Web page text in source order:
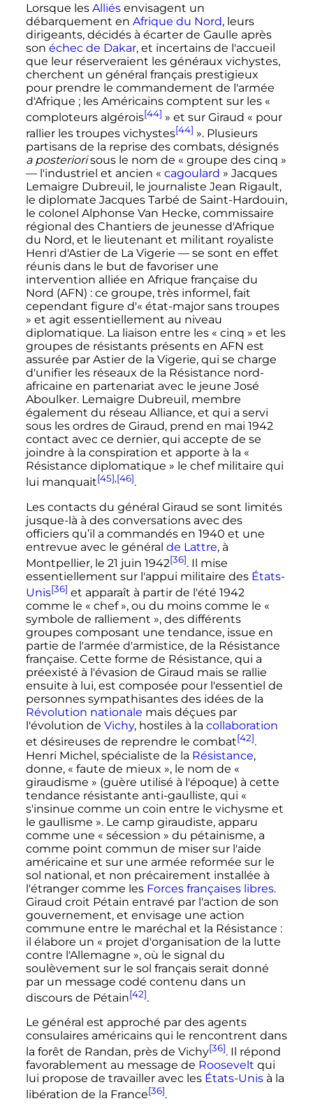
Lorsque les Alliésenvisagent un
débarquement en Afrique du Nord, leurs
dirigeants, décidés à écarter de Gaulle après
son échec de Dakar, et incertains de l'accueil
que leur réserveraient les généraux vichystes,
cherchent un général français prestigieux
pour prendre le commandement de l'armée
d'Afrique ; les Américains comptent sur les «
comploteurs algérois[44] » et sur Giraud « pour
rallier les troupes vichystes[44] ». Plusieurs
partisans de la reprise des combats, désignés
a posteriorisous le nom de « groupe des cinq »
— l'industriel et ancien « cagoulard » Jacques
Lemaigre Dubreuil , le journaliste Jean Rigault,
le diplomate Jacques Tarbé de Saint-Hardouin,
le colonel Alphonse Van Hecke, commissaire
régional des Chantiers de jeunesse d'Afrique
du Nord, et le lieutenant et militant royaliste
Henri d'Astier de La Vigerie —se sont en effet
réunis dans le but de favoriser une
intervention alliée en Afrique française du
Nord (AFN) : ce groupe, très informel, fait
cependant figure d'« état-major sans troupes
» et agit essentiellement au niveau
diplomatique. La liaison entre les « cinq » et les
groupes de résistants présents en AFN est
assurée par Astier de la Vigerie, qui se charge
d'unifier les réseaux de la Résistance nord-
africaine en partenariat avec le jeune José
Aboulker. Lemaigre Dubreuil, membre
également du réseau Alliance, et qui a servi
sous les ordres de Giraud, prend en mai 1942
contact avec ce dernier, qui accepte de se
joindre à la conspiration et apporte à la «
Résistance diplomatique » le chef militaire qui
lui manquait[45],[46].
Les contacts du général Giraud se sont limités
jusque-là à des conversations avec des
officiers qu’il a commandés en 1940 et une
entrevue avec le général de Lattre, à
Montpellier, le 21 juin 1942[36]. Il mise
essentiellement sur l'appui militaire des États-
Unis[36] et apparaît à partir de l'été 1942
comme le « chef », ou du moins comme le «
symbole de ralliement », des différents
groupes composant une tendance, issue en
partie de l'armée d'armistice, de la Résistance
française. Cette forme de Résistance, qui a
préexisté à l'évasion de Giraud mais se rallie
ensuite à lui, est composée pour l'essentiel de
personnes sympathisantes des idées de la
Révolution nationale mais déçues par
l'évolution de Vichy, hostiles à la collaboration
et désireuses de reprendre le combat[42].
Henri Michel, spécialiste de la Résistance,
donne, « faute de mieux », le nom de «
giraudisme » (guère utilisé à l'époque) à cette
tendance résistante anti-gaulliste, qui «
s'insinue comme un coin entre le vichysme et
le gaullisme ». Le camp giraudiste, apparu
comme une « sécession » du pétainisme, a
comme point commun de miser sur l'aide
américaine et sur une armée reformée sur le
sol national, et non précairement installée à
l'étranger comme les Forces françaises libres.
Giraud croit Pétain entravé par l'action de son
gouvernement, et envisage une action
commune entre le maréchal et la Résistance :
il élabore un « projet d'organisation de la lutte
contre l'Allemagne », où le signal du
soulèvement sur le sol français serait donné
par un message codé contenu dans un
discours de Pétain[42].
Le général est approché par des agents
consulaires américains qui le rencontrent dans
la forêt de Randan, près de Vichy[36]. Il répond
favorablement au message de Roosevelt qui
lui propose de travailler avec les États-Unisà la
libération de la France[36].